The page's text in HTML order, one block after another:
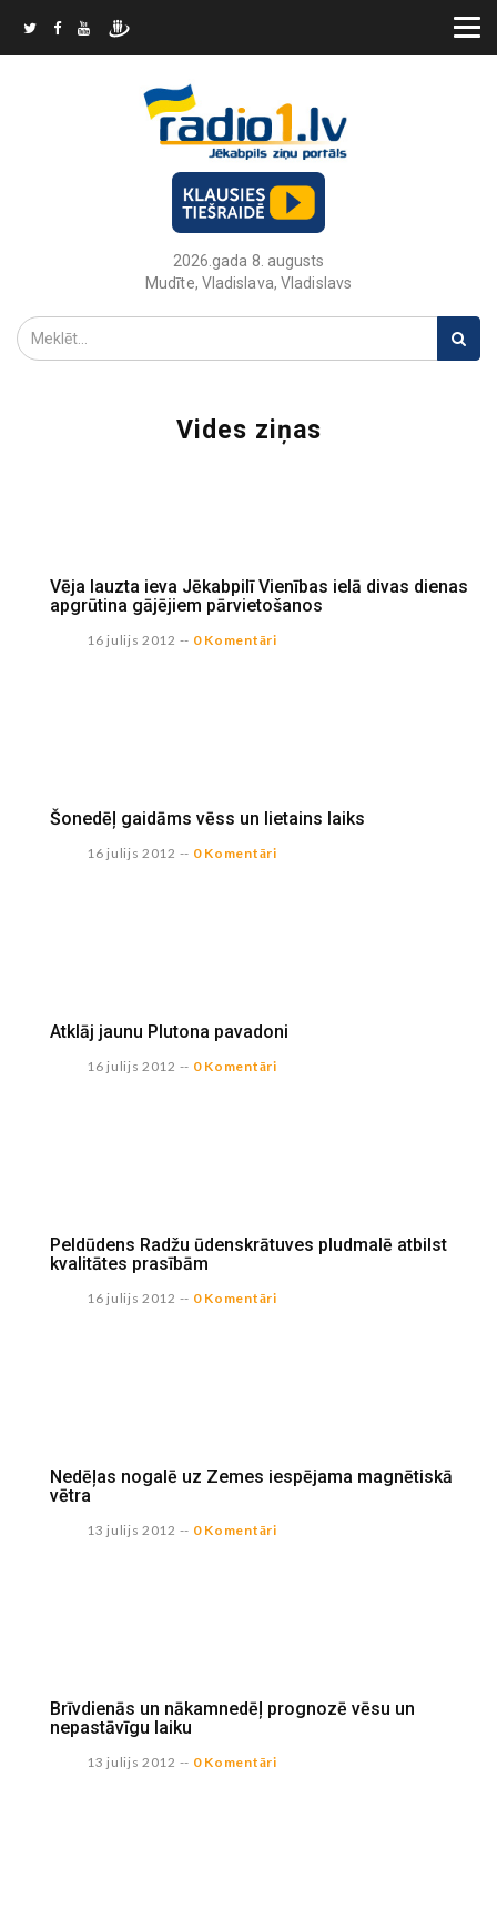
2026.gada 8. augusts
Mudīte, Vladislava, Vladislavs
Vides ziņas
Vēja lauzta ieva Jēkabpilī Vienības ielā divas dienas
apgrūtina gājējiem pārvietošanos
16 julijs 2012 -- 0 Komentāri
Šonedēļ gaidāms vēss un lietains laiks
16 julijs 2012 -- 0 Komentāri
Atklāj jaunu Plutona pavadoni
16 julijs 2012 -- 0 Komentāri
Peldūdens Radžu ūdenskrātuves pludmalē atbilst
kvalitātes prasībām
16 julijs 2012 -- 0 Komentāri
Nedēļas nogalē uz Zemes iespējama magnētiskā
vētra
13 julijs 2012 -- 0 Komentāri
Brīvdienās un nākamnedēļ prognozē vēsu un
nepastāvīgu laiku
13 julijs 2012 -- 0 Komentāri